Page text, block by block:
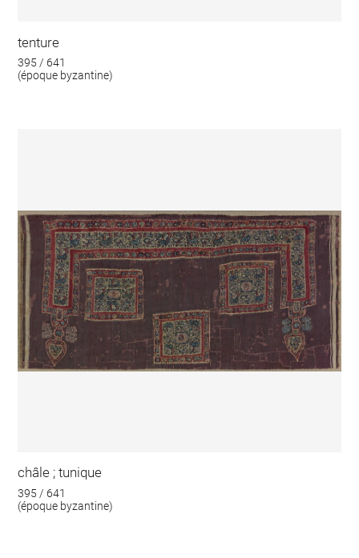
tenture
395 / 641
(époque byzantine)
châle ; tunique
395 / 641
(époque byzantine)